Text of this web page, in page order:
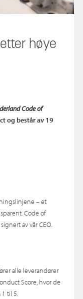
høye
Code of
og består av 19
– et
Code of
av vår CEO.
alle leverandører
Score, hvor de
1 til 5.